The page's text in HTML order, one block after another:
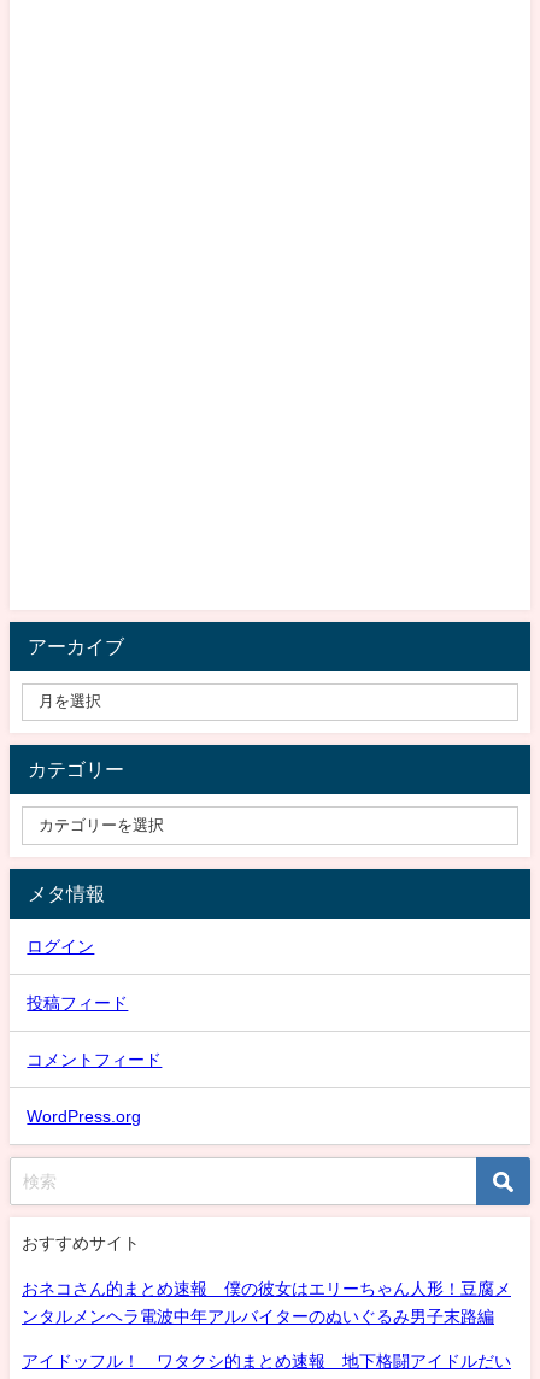
アーカイブ
カテゴリー
メタ情報
ログイン
投稿フィード
コメントフィード
WordPress.org
おすすめサイト
おネコさん的まとめ速報 僕の彼女はエリーちゃん人形！豆腐メ
ンタルメンヘラ電波中年アルバイターのぬいぐるみ男子末路編
アイドッフル！ ワタクシ的まとめ速報 地下格闘アイドルだい